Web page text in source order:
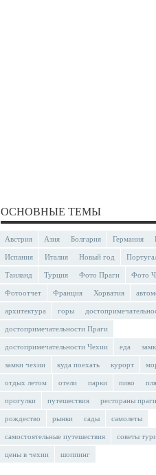
ОСНОВНЫЕ ТЕМЫ
Австрия Азия Болгария Германия
Испания Италия Новый год
Таиланд Турция Фото Праги Фото
Фотоотчет Франция Хорватия
архитектура горы
достопримечательности Праги
достопримечательности Чехии еда
замки чехии куда поехать курорт
отдых летом отели парки пиво
прогулки путешествия рестораны праги
рождество рынки сады самолеты
самостоятельные путешествия советы
цены в чехии шоппинг